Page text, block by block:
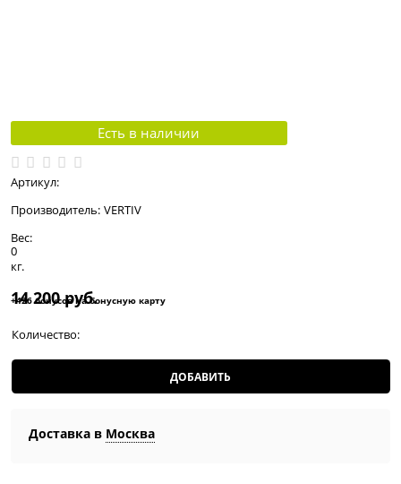
Есть в наличии
Артикул:
Производитель: VERTIV
Вес:
0
кг.
14 200 руб.
+426 бонусов на бонусную карту
Количество:
ДОБАВИТЬ
Доставка в Москва